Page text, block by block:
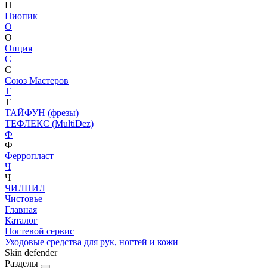
Н
Ниопик
О
О
Опция
С
С
Союз Мастеров
Т
Т
ТАЙФУН (фрезы)
ТЕФЛЕКС (MultiDez)
Ф
Ф
Ферропласт
Ч
Ч
ЧИЛПИЛ
Чистовье
Главная
Каталог
Ногтевой сервис
Уходовые средства для рук, ногтей и кожи
Skin defender
Разделы